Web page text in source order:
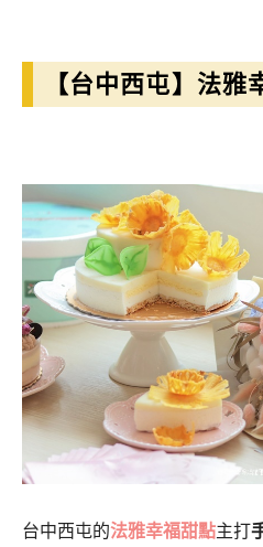
【台中西屯】法雅
台中西屯的法雅幸福甜點主打